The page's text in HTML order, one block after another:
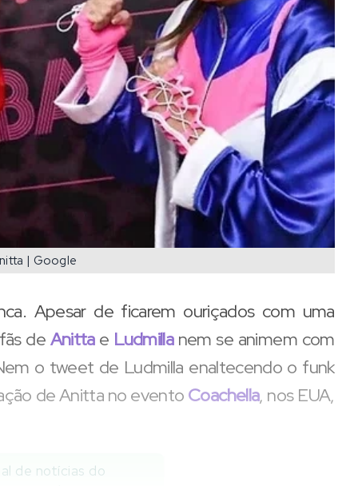
| Google
Apesar de ficarem ouriçados com uma
de Anitta e Ludmillanem se animem com
o tweet de Ludmilla enaltecendo o funk
de Anitta no evento Coachella, nos EUA,
de notícias do